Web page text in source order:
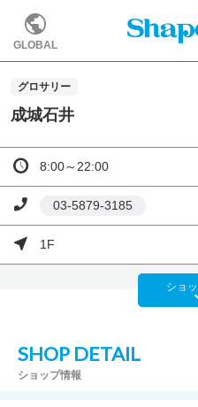
GLOBAL
グロサリー
成城石井
8:00～22:00
03-5879-3185
1F
ショ
SHOP DETAIL
ショップ情報